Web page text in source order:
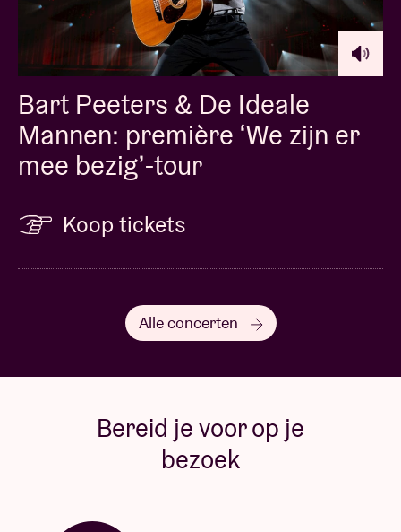
Bart Peeters & De Ideale
Mannen: première ‘We zijn er
mee bezig’-tour
Koop tickets
Alle concerten
Bereid je voor op je
bezoek